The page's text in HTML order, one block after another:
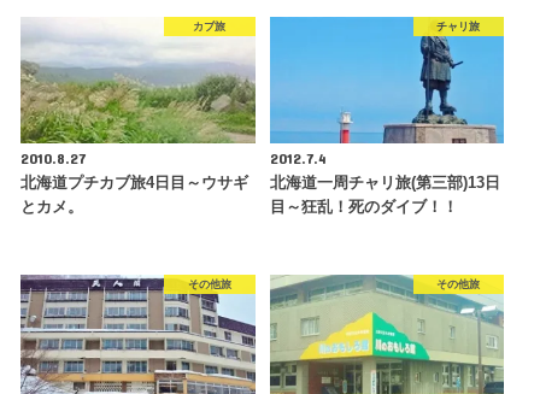
カブ旅
2010.8.27
北海道プチカブ旅4日目～ウサギ
とカメ。
チャリ旅
2012.7.4
北海道一周チャリ旅(第三部)13日
目～狂乱！死のダイブ！！
その他旅 その他旅